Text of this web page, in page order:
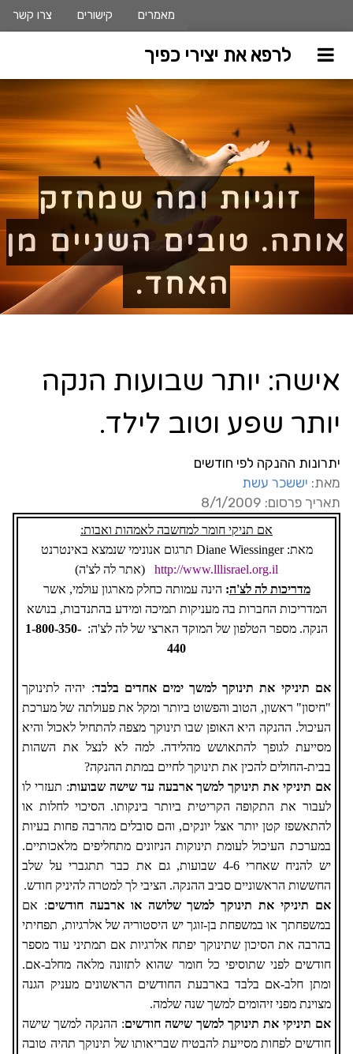
מאמרים קישורים צרו קשר
לרפא את יצירי כפיך
זוגיות ומה שמחזק
אותה. טובים השניים מן
האחד.
אישה: יותר שבועות הנקה
יותר שפע וטוב לילד.
יתרונות ההנקה לפי חודשים
מאת: יששכר עשת
תאריך פרסום: 8/1/2009
אם תניקי חומר למחשבה לאמהות ואבות:
מאת:Diane Wiessinger תרגום אנונימי שנמצא באינטרנט
http://www.lllisrael.org.il
(אתר לה לצ'ה)
מדריכות לה לצ'ה: הינה עמותה כחלק מארגון עולמי, אשר
המדריכות החברות בה מעניקות תמיכה ומידע בהתנדבות, בנושא
הנקה. מספר הטלפון של המוקד הארצי של לה לצ'ה: 1-800-350-
440
אם תיניקי את תינוקך למשך ימים אחדים בלבד: יהיה לתינוקך
"חיסון" ראשון, הטוב והפשוט ביותר ומקל את פעולתה של מערכת
העיכול. ההנקה היא האופן שבו תינוקך מצפה להתחיל לאכול והיא
מסייעת לגופך להתאושש מהלידה. למה לא לנצל את השהות
בבית-החולים להכין את תינוקך לחיים במתת ההנקה?
אם תיניקי את תינוקך למשך ארבעה עד שישה שבועות: תעזרי לו
לעבור את התקופה הקריטית ביותר בינקותו. הסיכוי לחלות או
להתאשפז קטן יותר אצל יונקים, והם סובלים מהרבה פחות בעיות
במערכת העיכול לעומת תינוקות הניזונים מתחליפים מלאכותיים.
יש להניח שאחרי 4-6 שבועות, גם את כבר תתגברי על שלב
החששות הראשוניים סביב ההנקה. הציבי לך למטרה להיניק חודש.
אם תיניקי את תינוקך למשך שלושה או ארבעה חודשים: אם
במשפחתך או במשפחת בן-זוגך יש היסטוריה של אלרגיות, תפחיתי
בהרבה את הסיכון שתינוקך יפתח אלרגיות אם תמתיני עוד מספר
חודשים לפני שתוסיפי כל חומר שהוא לתזונה מלאה מחלב-אם.
ומתן חלב-אם בלבד בארבעת החודשים הראשונים מעניק הגנה
מצוינת מפני זיהומים למשך שנה שלמה.
אם תיניקי את תינוקך למשך שישה חודשים: ההנקה למשך שישה
חודשים לפחות מסייעת להבטיח שבריאותו של תינוקך תהיה טובה